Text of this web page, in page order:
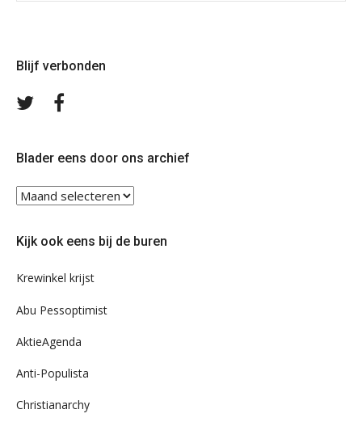
Blijf verbonden
Volg
Blader eens door ons archief
Blader
ons
Kijk ook eens bij de buren
Krewinkel krijst
Abu Pessoptimist
AktieAgenda
Anti-Populista
Christianarchy